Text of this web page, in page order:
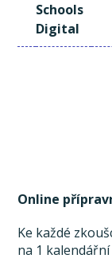
Schools
Digital
Online
Ke každé
na 1 kalendářní